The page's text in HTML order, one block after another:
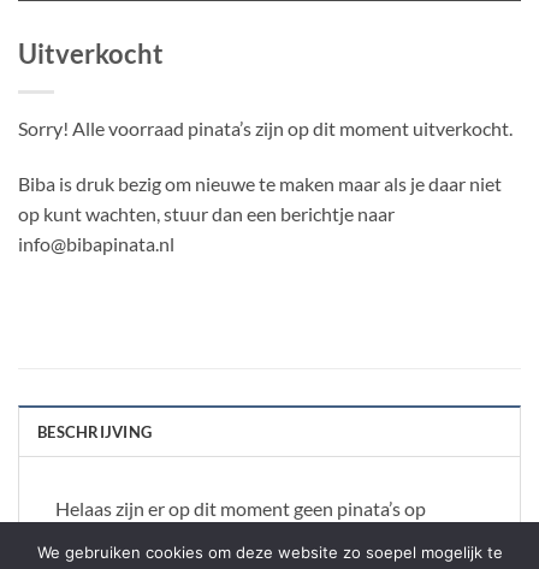
Uitverkocht
Sorry! Alle voorraad pinata’s zijn op dit moment uitverkocht.
Biba is druk bezig om nieuwe te maken maar als je daar niet
op kunt wachten, stuur dan een berichtje naar
info@bibapinata.nl
BESCHRIJVING
Helaas zijn er op dit moment geen pinata’s op
We gebruiken cookies om deze website zo soepel mogelijk te